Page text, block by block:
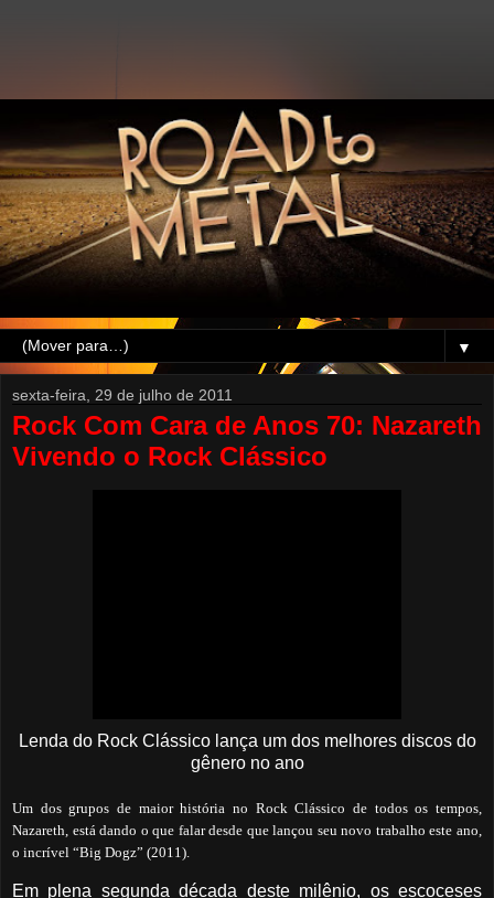
▼
sexta-feira, 29 de julho de 2011
Rock Com Cara de Anos 70: Nazareth
Vivendo o Rock Clássico
Lenda do Rock Clássico lança um dos melhores discos do
gênero no ano
Um dos grupos de maior história no Rock Clássico de todos os tempos,
Nazareth, está dando o que falar desde que lançou seu novo trabalho este ano,
o incrível “Big Dogz” (2011).
Em plena segunda década deste milênio, os escoceses